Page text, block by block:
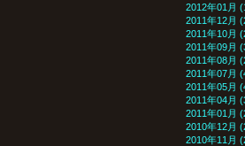
2012年01月
2011年12月
2011年10月
2011年09月
2011年08月
2011年07月
2011年05月
2011年04月
2011年01月
2010年12月
2010年11月